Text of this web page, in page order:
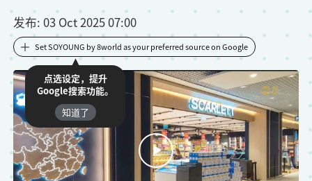
发布: 03 Oct 2025 07:00
Set SOYOUNG by 8world as your preferred source on Google
点选设定，提升
Google搜索功能。
知道了